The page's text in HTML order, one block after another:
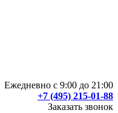
Ежедневно с 9:00 до 21:00
+7 (495) 215-01-88
Заказать звонок